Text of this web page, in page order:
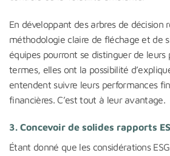
En développant des arbres de décision
méthodologie claire de fléchage et de
équipes pourront se distinguer de leurs
termes, elles ont la possibilité
entendent suivre leurs performances
financières. C’est tout à leur avantage.
3. Concevoir de solides rapports
Étant donné que les considérations